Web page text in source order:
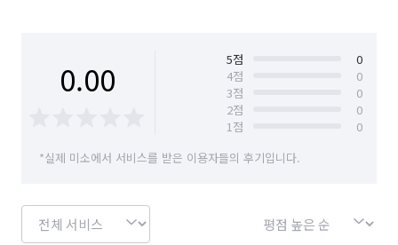
0.00 5점
0
4점
0
3점
0
2점
0
1점
0
*실제 미소에서 서비스를 받은 이용자들의 후기입니다.